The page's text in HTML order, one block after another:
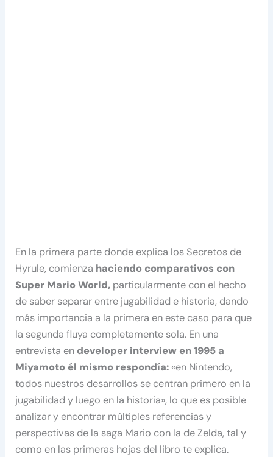
En la primera parte donde explica los Secretos de
Hyrule, comienza haciendo comparativos con
Super Mario World, particularmente con el hecho
de saber separar entre jugabilidad e historia, dando
más importancia a la primera en este caso para que
la segunda fluya completamente sola. En una
entrevista en developer interview en 1995 a
Miyamoto él mismo respondía: «en Nintendo,
todos nuestros desarrollos se centran primero en la
jugabilidad y luego en la historia», lo que es posible
analizar y encontrar múltiples referencias y
perspectivas de la saga Mario con la de Zelda, tal y
como en las primeras hojas del libro te explica.